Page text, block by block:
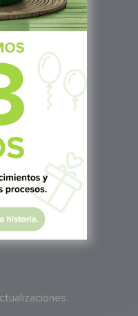
Poniente,
03020, CDMX